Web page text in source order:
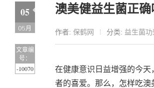
澳美健益生菌正
作者: 保鹤网 分类: 益生菌功
在健康意识日益增强的今
者的喜爱。那么，怎样吃澳
05
05月
文章编
号：
-10070